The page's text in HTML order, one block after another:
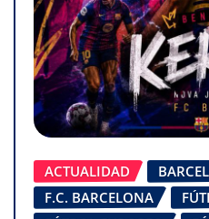
ACTUALIDAD
F.C. BARCELONA